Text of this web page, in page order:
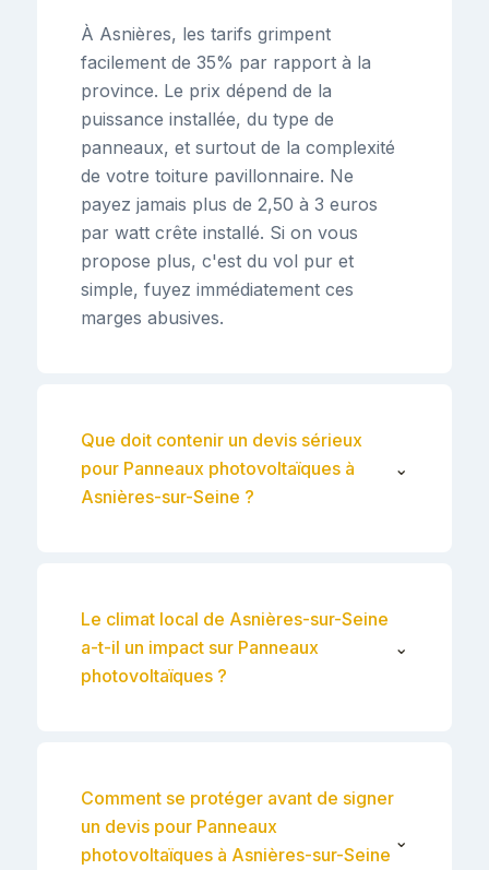
À Asnières, les tarifs grimpent
facilement de 35% par rapport à la
province. Le prix dépend de la
puissance installée, du type de
panneaux, et surtout de la complexité
de votre toiture pavillonnaire. Ne
payez jamais plus de 2,50 à 3 euros
par watt crête installé. Si on vous
propose plus, c'est du vol pur et
simple, fuyez immédiatement ces
marges abusives.
Que doit contenir un devis sérieux
pour Panneaux photovoltaïques à
Asnières-sur-Seine ?
⌄
Le climat local de Asnières-sur-Seine
a-t-il un impact sur Panneaux
photovoltaïques ?
⌄
Comment se protéger avant de signer
un devis pour Panneaux
photovoltaïques à Asnières-sur-Seine
⌄